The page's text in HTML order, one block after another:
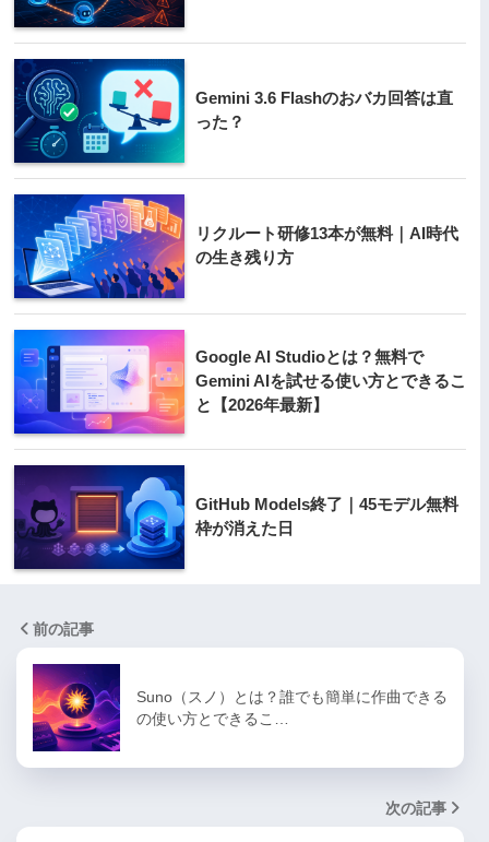
Gemini 3.6 Flashのおバカ回答は直
った？
リクルート研修13本が無料｜AI時代
の生き残り方
Google AI Studioとは？無料で
Gemini AIを試せる使い方とできるこ
と【2026年最新】
GitHub Models終了｜45モデル無料
枠が消えた日
前の記事
Suno（スノ）とは？誰でも簡単に作曲できる
の使い方とできるこ…
次の記事